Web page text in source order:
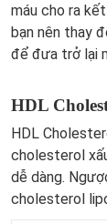
máu cho ra
bạn nên thay
để đưa trở lại
HDL
HDL
cholesterol
dễ dàng.
cholesterol